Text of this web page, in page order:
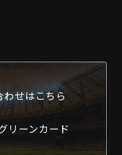
わせはこちら
リーンカード